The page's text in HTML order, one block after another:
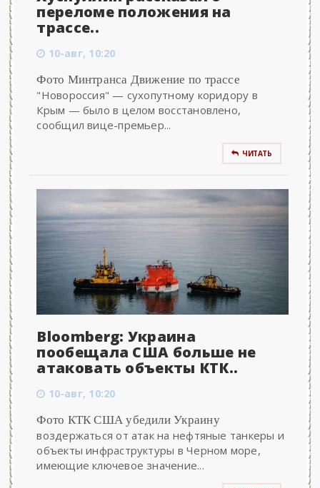
переломе положения на
трассе..
10-авг, 10:20
Фото Минтранса Движение по трассе
"Новороссия" — сухопутному коридору в
Крым — было в целом восстановлено,
сообщил вице-премьер...
ЧИТАТЬ
Bloomberg: Украина
пообещала США больше не
атаковать объекты КТК..
10-авг, 10:20
Фото КТК США убедили Украину
воздержаться от атак на нефтяные танкеры и
объекты инфраструктуры в Черном море,
имеющие ключевое значение...